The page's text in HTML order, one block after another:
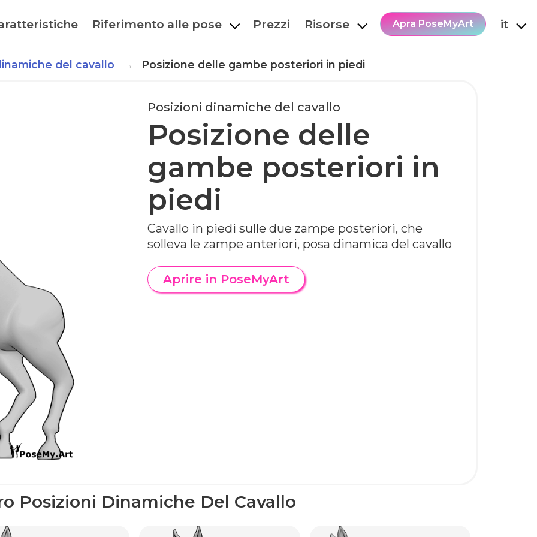
Riferimento alle pose Prezzi Risorse Apra PoseMyArt it
del cavallo Posizione delle gambe posteriori in piedi
Posizioni dinamiche del cavallo
Posizione delle
gambe posteriori in
piedi
Cavallo in piedi sulle due zampe posteriori, che
solleva le zampe anteriori, posa dinamica del cavallo
Aprire in PoseMyArt
Posizioni Dinamiche Del Cavallo